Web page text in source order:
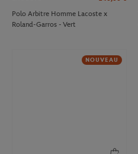
Polo Arbitre Homme Lacoste x
Roland-Garros - Vert
NOUVEAU